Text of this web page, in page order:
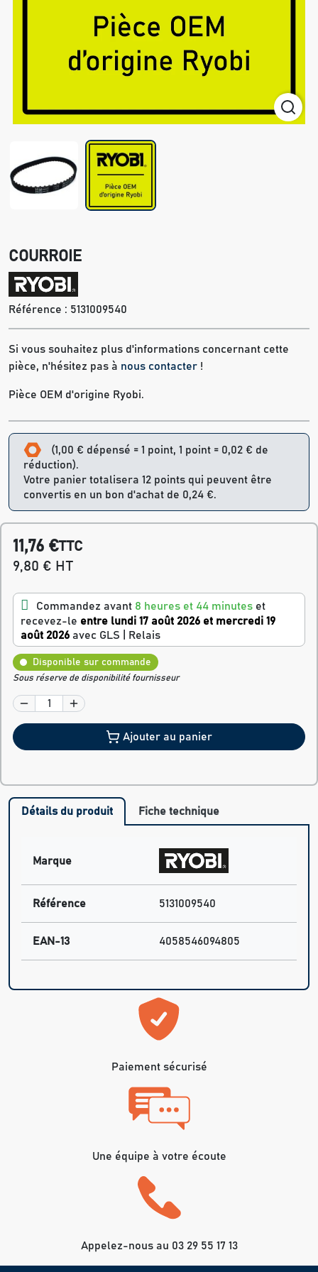
COURROIE
Référence : 5131009540
Si vous souhaitez plus d'informations concernant cette
pièce, n'hésitez pas à nous contacter !
Pièce OEM d'origine Ryobi.
(1,00 € dépensé = 1 point, 1 point = 0,02 € de
réduction).
Votre panier totalisera 12 points qui peuvent être
convertis en un bon d'achat de 0,24 €.
11,76 €TTC
9,80 € HT
Commandez avant 8 heures et 44 minutes et
recevez-le entre lundi 17 août 2026 et mercredi 19
août 2026 avec GLS | Relais
Disponible sur commande
Sous réserve de disponibilité fournisseur
Ajouter au panier
Détails du produit Fiche technique
Marque
Référence 5131009540
EAN-13 4058546094805
Paiement sécurisé
Une équipe à votre écoute
Appelez-nous au 03 29 55 17 13